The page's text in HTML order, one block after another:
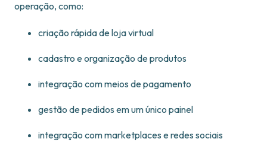
operação, como:
criação rápida de loja virtual
cadastro e organização de produtos
integração com meios de pagamento
gestão de pedidos em um único painel
integração com marketplaces e redes sociais